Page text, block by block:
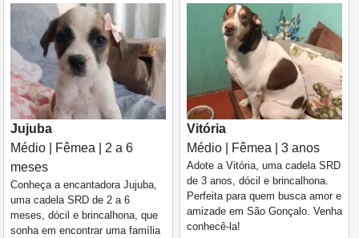
Jujuba
Médio | Fêmea | 2 a 6
meses
Conheça a encantadora Jujuba,
uma cadela SRD de 2 a 6
meses, dócil e brincalhona, que
sonha em encontrar uma família
Vitória
Médio | Fêmea | 3 anos
Adote a Vitória, uma cadela SRD
de 3 anos, dócil e brincalhona.
Perfeita para quem busca amor e
amizade em São Gonçalo. Venha
conhecê-la!